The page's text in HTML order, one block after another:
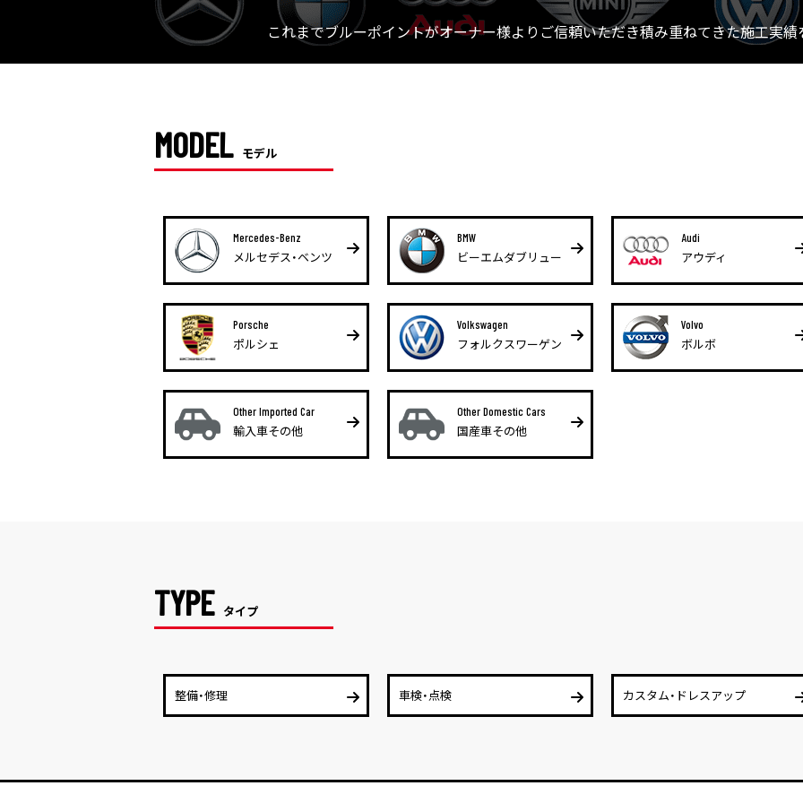
これまでブルーポイントがオーナー様よりご信頼いただき積み重ねてきた施工実績
MODEL モデル
Mercedes-Benz
メルセデス・ベンツ
BMW
ビーエムダブリュー
Audi
アウディ
Porsche
ポルシェ
Volkswagen
フォルクスワーゲン
Volvo
ボルボ
Other Imported Car
輸入車その他
Other Domestic Cars
国産車その他
TYPE タイプ
整備・修理 車検・点検 カスタム・ドレスアップ